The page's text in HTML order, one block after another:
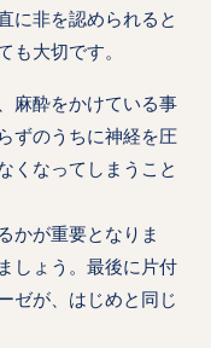
に非を認められると
大切です。
麻酔をかけている事
ずのうちに神経を圧
くなってしまうこと
かが重要となりま
しょう。最後に片付
ゼが、はじめと同じ